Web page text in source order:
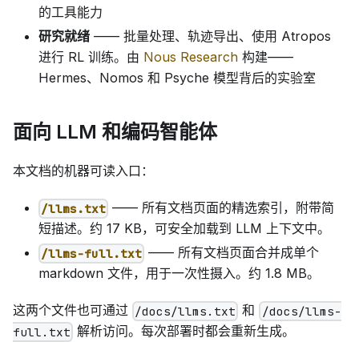
的工具能力
研究就绪 —— 批量处理、轨迹导出、使用 Atropos
进行 RL 训练。由 Nous Research 构建——
Hermes、Nomos 和 Psyche 模型背后的实验室
面向 LLM 和编码智能体
本文档的机器可读入口：
/llms.txt —— 所有文档页面的精选索引，附带简
短描述。约 17 KB，可安全加载到 LLM 上下文中。
/llms-full.txt —— 所有文档页面合并成单个
markdown 文件，用于一次性摄入。约 1.8 MB。
这两个文件也可通过 /docs/llms.txt 和
/docs/llms-
full.txt 解析访问。每次部署时都会重新生成。